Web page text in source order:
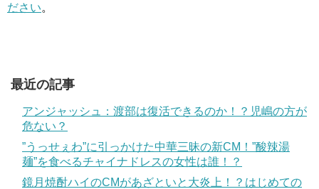
ださい。
最近の記事
アンジャッシュ：渡部は復活できるのか！？児嶋の方が
危ない？
”うっせぇわ”に引っかけた中華三昧の新CM！”酸辣湯
麺”を食べるチャイナドレスの女性は誰！？
鏡月焼酎ハイのCMがあざといと大炎上！？はじめての